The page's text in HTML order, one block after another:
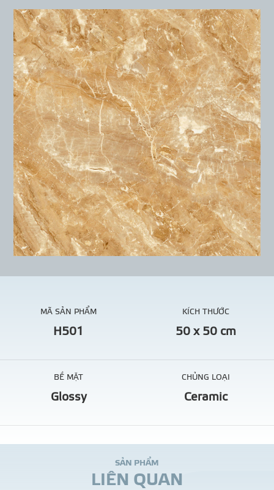
THƯ
TIN SỰ KIỆN
TIN CHUYÊN MÔN
LIÊN HỆ - TƯ
MÃ SẢN PHẨM
H501
KÍCH THƯỚC
50 x 50 cm
BỀ MẶT
Glossy
CHỦNG LOẠI
Ceramic
SẢN PHẨM
LIÊN QUAN